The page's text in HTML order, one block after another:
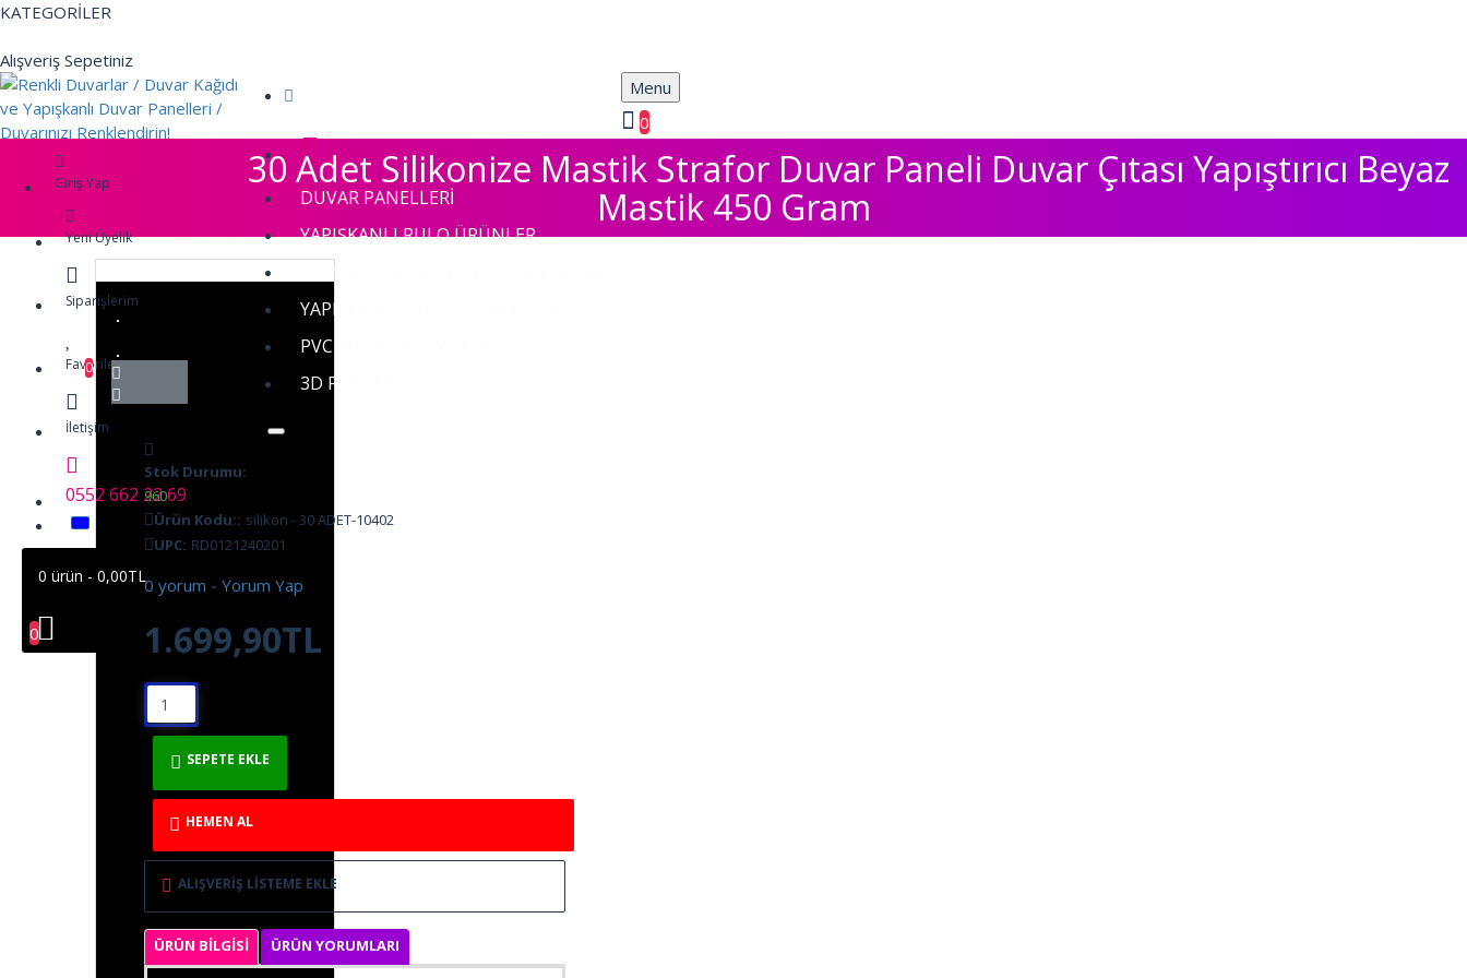
KATEGORİLER
Alışveriş Sepetiniz
Giriş Yap
Yeni Üyelik
Siparişlerim
Favorilerim
0
İletişim
0552 662 22 69
0 ürün - 0,00TL
0
DUVAR PANELLERİ
YAPIŞKANLI RULO ÜRÜNLER
DUVAR ÇITALARI VE SÜPÜRGELİKLER
YAPIŞKANLI PVC YER PARKELERİ
PVC MERMER LEVHALAR
3D POSTER
Menu
0
30 Adet Silikonize Mastik Strafor Duvar Paneli Duvar Çıtası Yapıştırıcı Beyaz
Mastik 450 Gram
Stok Durumu:
960
Ürün Kodu:: silikon - 30 ADET-10402
UPC: RD0121240201
0 yorum - Yorum Yap
1.699,90TL
SEPETE EKLE
HEMEN AL
ALIŞVERIŞ LISTEME EKLE
ÜRÜN BILGISI ÜRÜN YORUMLARI